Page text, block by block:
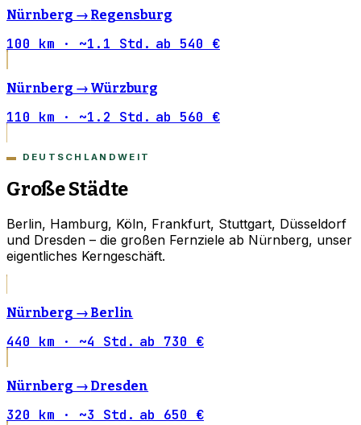
Nürnberg → Regensburg
100 km · ~1.1 Std. ab 540 €
Nürnberg → Würzburg
110 km · ~1.2 Std. ab 560 €
DEUTSCHLANDWEIT
Große Städte
Berlin, Hamburg, Köln, Frankfurt, Stuttgart, Düsseldorf
und Dresden – die großen Fernziele ab Nürnberg, unser
eigentliches Kerngeschäft.
Nürnberg → Berlin
440 km · ~4 Std. ab 730 €
Nürnberg → Dresden
320 km · ~3 Std. ab 650 €